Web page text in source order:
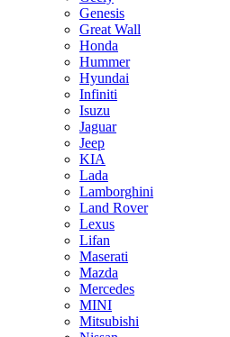
Genesis
Great Wall
Honda
Hummer
Hyundai
Infiniti
Isuzu
Jaguar
Jeep
KIA
Lada
Lamborghini
Land Rover
Lexus
Lifan
Maserati
Mazda
Mercedes
MINI
Mitsubishi